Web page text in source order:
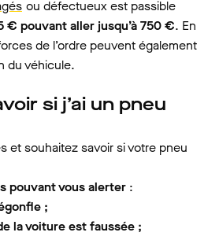
ou défectueux est passible
€ pouvant aller jusqu’à 750 €. En
de l’ordre peuvent également
du véhicule.
si j’ai un pneu
et souhaitez savoir si votre pneu
pouvant vous alerter :
;
la voiture est faussée ;